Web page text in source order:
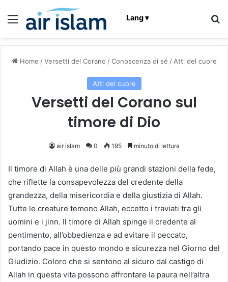
Menu Lang ▾
Home / Versetti del Corano / Conoscenza di sé / Atti del cuore
Atti del cuore
Versetti del Corano sul
timore di Dio
air islam 0 195 minuto di lettura
Il timore di Allah è una delle più grandi stazioni della fede,
che riflette la consapevolezza del credente della
grandezza, della misericordia e della giustizia di Allah.
Tutte le creature temono Allah, eccetto i traviati tra gli
uomini e i jinn. Il timore di Allah spinge il credente al
pentimento, all’obbedienza e ad evitare il peccato,
portando pace in questo mondo e sicurezza nel Giorno del
Giudizio. Coloro che si sentono al sicuro dal castigo di
Allah in questa vita possono affrontare la paura nell’altra